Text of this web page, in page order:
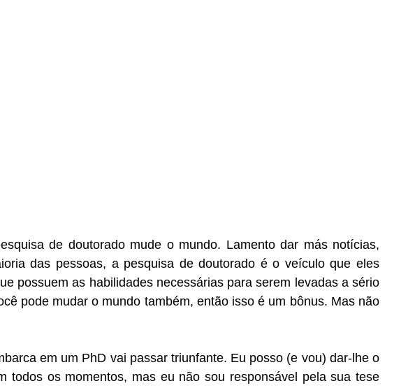
de doutorado mude o mundo. Lamento dar más notícias,
das pessoas, a pesquisa de doutorado é o veículo que eles
possuem as habilidades necessárias para serem levadas a sério
pode mudar o mundo também, então isso é um bônus. Mas não
em um PhD vai passar triunfante. Eu posso (e vou) dar-lhe o
todos os momentos, mas eu não sou responsável pela sua tese